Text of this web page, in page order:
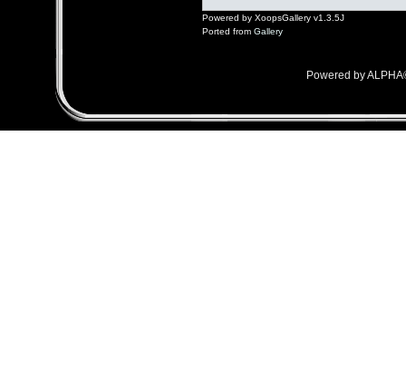
Powered by XoopsGallery v1.3.5J
Ported from Gallery
Powered by